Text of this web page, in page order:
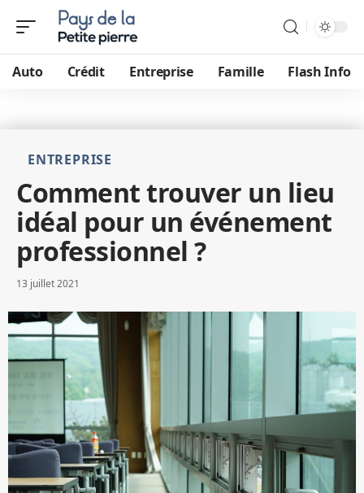
Auto Crédit Entreprise Famille Flash Info
ENTREPRISE
Comment trouver un lieu
idéal pour un événement
professionnel ?
13 juillet 2021